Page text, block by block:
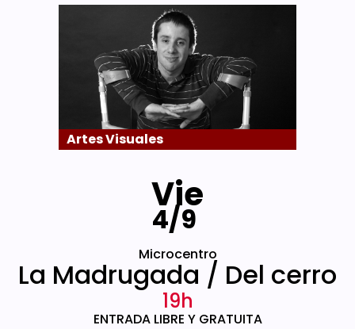
Artes Visuales
Vie
4/9
Microcentro
La Madrugada / Del cerro
19h
ENTRADA LIBRE Y GRATUITA